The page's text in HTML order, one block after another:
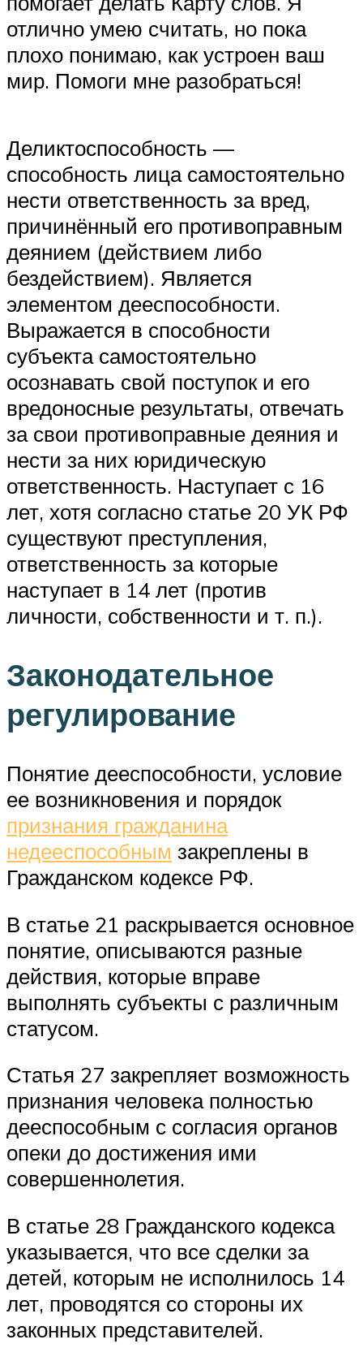
отлично умею считать, но пока
плохо понимаю, как устроен ваш
мир. Помоги мне разобраться!
Деликтоспособность —
способность лица самостоятельно
нести ответственность за вред,
причинённый его противоправным
деянием (действием либо
бездействием). Является
элементом дееспособности.
Выражается в способности
субъекта самостоятельно
осознавать свой поступок и его
вредоносные результаты, отвечать
за свои противоправные деяния и
нести за них юридическую
ответственность. Наступает с 16
лет, хотя согласно статье 20 УК РФ
существуют преступления,
ответственность за которые
наступает в 14 лет (против
личности, собственности и т. п.).
Законодательное
регулирование
Понятие дееспособности, условие
ее возникновения и порядок
признания гражданина
недееспособным закреплены в
Гражданском кодексе РФ.
В статье 21 раскрывается основное
понятие, описываются разные
действия, которые вправе
выполнять субъекты с различным
статусом.
Статья 27 закрепляет возможность
признания человека полностью
дееспособным с согласия органов
опеки до достижения ими
совершеннолетия.
В статье 28 Гражданского кодекса
указывается, что все сделки за
детей, которым не исполнилось 14
лет, проводятся со стороны их
законных представителей.